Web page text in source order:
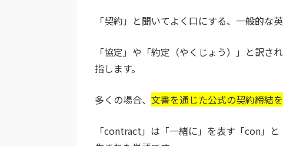
「契約」と聞いてよく口にする、一般的な
「協定」や「約定（やくじょう）」と訳さ
指します。
多くの場合、 文書を通じた公式の契約締結
「contract」は「一緒に」を表す「con」